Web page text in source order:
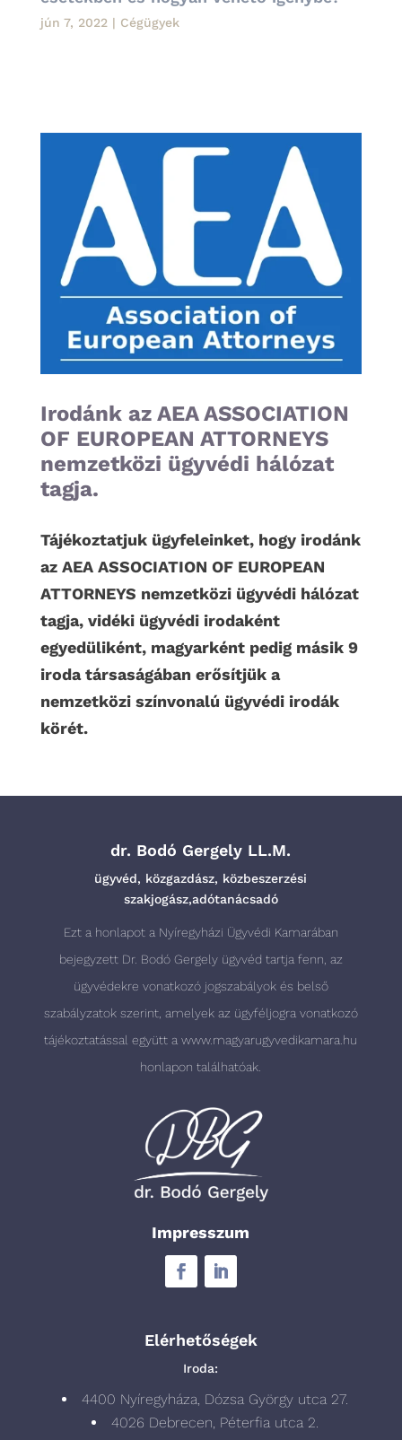
jún 7, 2022 | Cégügyek
Irodánk az AEA ASSOCIATION
OF EUROPEAN ATTORNEYS
nemzetközi ügyvédi hálózat
tagja.
Tájékoztatjuk ügyfeleinket, hogy irodánk
az AEA ASSOCIATION OF EUROPEAN
ATTORNEYS nemzetközi ügyvédi hálózat
tagja, vidéki ügyvédi irodaként
egyedüliként, magyarként pedig másik 9
iroda társaságában erősítjük a
nemzetközi színvonalú ügyvédi irodák
körét.
dr. Bodó Gergely LL.M.
ügyvéd, közgazdász, közbeszerzési
szakjogász,adótanácsadó
Ezt a honlapot a Nyíregyházi Ügyvédi Kamarában
bejegyzett Dr. Bodó Gergely ügyvéd tartja fenn, az
ügyvédekre vonatkozó jogszabályok és belső
szabályzatok szerint, amelyek az ügyféljogra vonatkozó
tájékoztatással együtt awww.magyarugyvedikamara.hu
honlapon találhatóak.
Impresszum
Elérhetőségek
Iroda:
4400 Nyíregyháza, Dózsa György utca 27.
4026 Debrecen, Péterfia utca 2.